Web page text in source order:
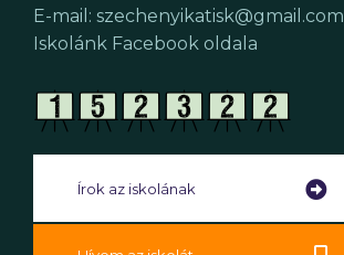
E-mail: szechenyikatisk@gmail.com
Iskolánk Facebook oldala
Írok az iskolának